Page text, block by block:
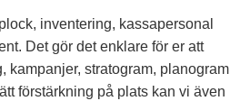
inventering, kassapersonal
Det gör det enklare för er att
kampanjer, stratogram, planogram
förstärkning på plats kan vi även